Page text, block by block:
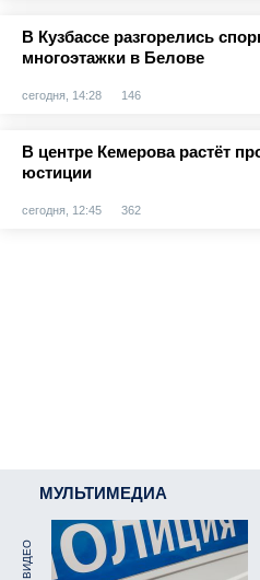
В Кузбассе разгорелись
многоэтажки в Белове
сегодня, 14:28 146
В центре Кемерова растёт
юстиции
сегодня, 12:45 362
МУЛЬТИМЕДИА
ВИДЕО